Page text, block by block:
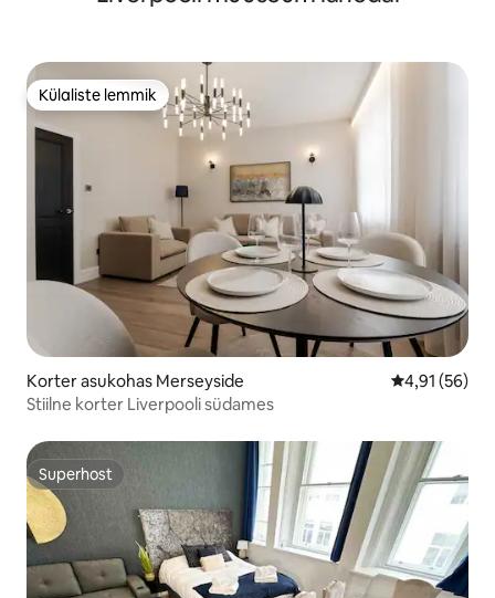
Külaliste lemmik
Külaliste lemmik
Korter asukohas Merseyside Keskmine
4,91 (56)
Stiilne korter Liverpooli südames
Superhost
Superhost